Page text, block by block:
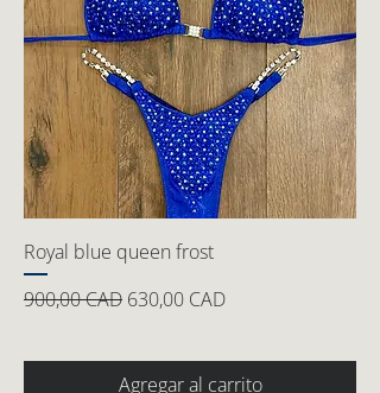
Royal blue queen frost
Precio
900,00 CAD Precio de oferta
630,00 CAD
Agregar al carrito